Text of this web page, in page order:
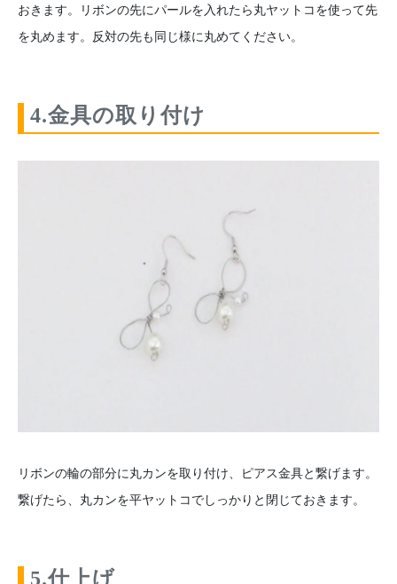
おきます。リボンの先にパールを入れたら丸ヤットコを使って先
を丸めます。反対の先も同じ様に丸めてください。
4.金具の取り付け
リボンの輪の部分に丸カンを取り付け、ピアス金具と繋げます。
繋げたら、丸カンを平ヤットコでしっかりと閉じておきます。
5.仕上げ